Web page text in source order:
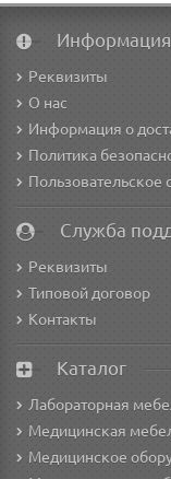
Информация
Реквизиты
О нас
Информация о
Политика
Пользовательское
Служба
Реквизиты
Типовой договор
Контакты
Каталог
Лабораторная
Медицинская
Медицинское